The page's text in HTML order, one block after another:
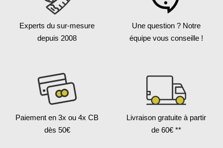
Experts du sur-mesure
depuis 2008
Une question ? Notre
équipe vous conseille !
Paiement en 3x ou 4x CB
dès 50€
Livraison gratuite à partir
de 60€ **